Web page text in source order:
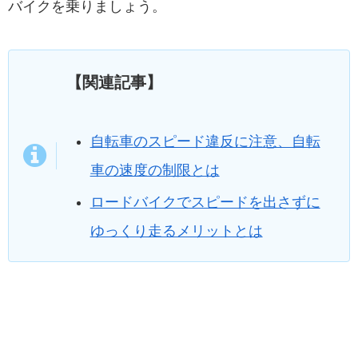
バイクを乗りましょう。
【関連記事】
自転車のスピード違反に注意、自転
車の速度の制限とは
ロードバイクでスピードを出さずに
ゆっくり走るメリットとは